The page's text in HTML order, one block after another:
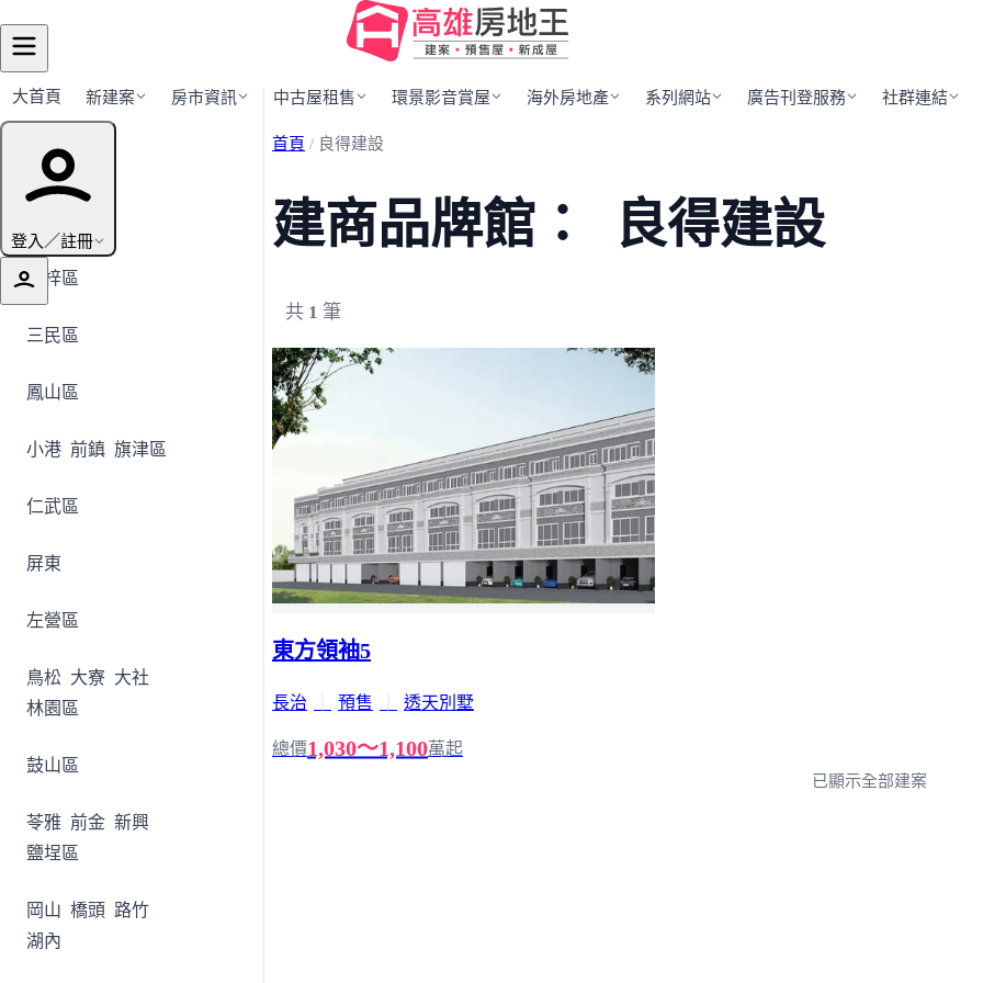
大首頁 新建案 房市資訊 中古屋租售 環景影音賞屋 海外房地產 系列網站 廣告刊登服務 社群連結
登入／註冊
行政區導覽
楠梓區
三民區
鳳山區
小港 前鎮 旗津區
仁武區
屏東
左營區
鳥松 大寮 大社
林園區
鼓山區
苓雅 前金 新興
鹽埕區
岡山 橋頭 路竹
湖內
首頁 / 良得建設
建商品牌館： 良得建設
共 1 筆
東方領袖5
長治 預售 透天別墅
總價1,030～1,100萬起
已顯示全部建案